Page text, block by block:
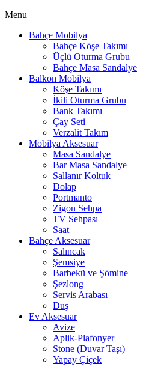
Menu
Bahçe Mobilya
Bahçe Köşe Takımı
Üçlü Oturma Grubu
Bahçe Masa Sandalye
Balkon Mobilya
Köşe Takımı
İkili Oturma Grubu
Bank Takımı
Çay Seti
Verzalit Takım
Mobilya Aksesuar
Masa Sandalye
Bar Masa Sandalye
Sallanır Koltuk
Dolap
Portmanto
Zigon Sehpa
TV Sehpası
Saat
Bahçe Aksesuar
Salıncak
Şemsiye
Barbekü ve Şömine
Şezlong
Servis Arabası
Duş
Ev Aksesuar
Avize
Aplik-Plafonyer
Stone (Duvar Taşı)
Yapay Çiçek